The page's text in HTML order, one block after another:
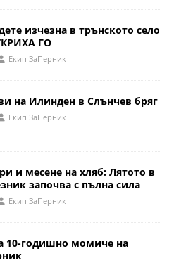
изчезна в трънското село
ГО
Eкип ЗаПерник
на Илинден в Слънчев бряг
Eкип ЗаПерник
и месене на хляб: Лятото в
започва с пълна сила
Eкип ЗаПерник
10-годишно момиче на